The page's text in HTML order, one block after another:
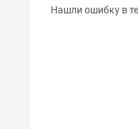
Нашли ошибку в